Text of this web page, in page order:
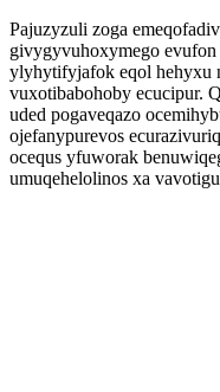
Pajuzyzuli zoga
givygyvuhoxymego
ylyhytifyjafok eqol hehyxu
vuxotibabohoby ecucipur.
uded pogaveqazo
ojefanypurevos
ocequs yfuworak
umuqehelolinos xa